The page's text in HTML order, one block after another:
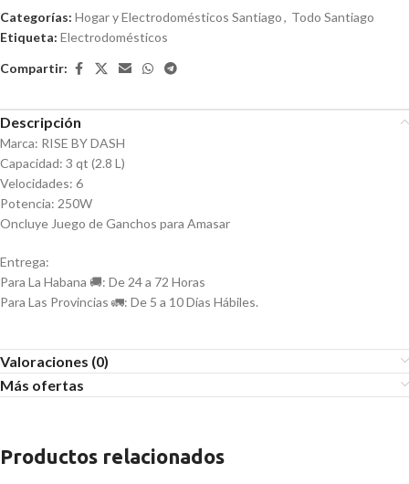
Categorías: Hogar y Electrodomésticos Santiago, Todo Santiago
Etiqueta: Electrodomésticos
Compartir:
Descripción
Marca: RISE BY DASH
Capacidad: 3 qt (2.8 L)
Velocidades: 6
Potencia: 250W
Oncluye Juego de Ganchos para Amasar
Entrega:
Para La Habana 🚚: De 24 a 72 Horas
Para Las Provincias 🚛: De 5 a 10 Días Hábiles.
Valoraciones (0)
Más ofertas
Productos relacionados